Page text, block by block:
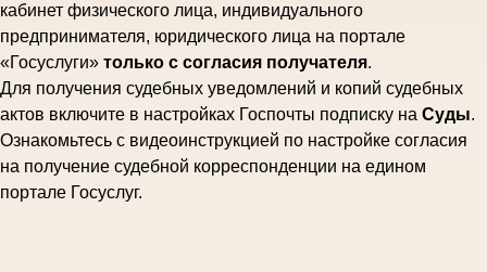
кабинет физического лица, индивидуального
предпринимателя, юридического лица на портале
«Госуслуги» только с согласия получателя.
Для получения судебных уведомлений и копий судебных
актов включите в настройках Госпочты подписку на Суды.
Ознакомьтесь с видеоинструкцией по настройке согласия
на получение судебной корреспонденции на едином
портале Госуслуг.